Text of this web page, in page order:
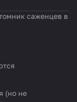
саженцев в
(но не